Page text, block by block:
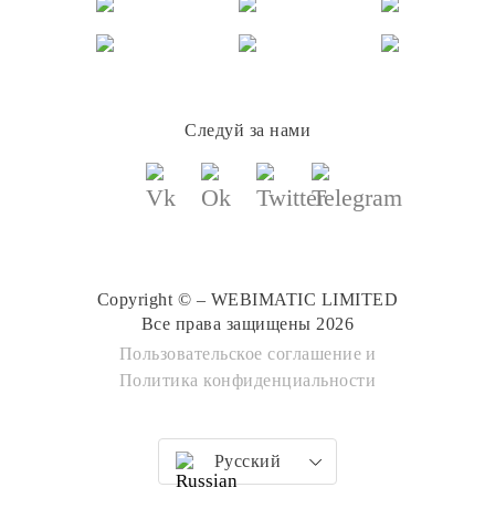
Следуй за нами
Copyright © – WEBIMATIC LIMITED
Все права защищены 2026
Пользовательское соглашение и
Политика конфиденциальности
Русский